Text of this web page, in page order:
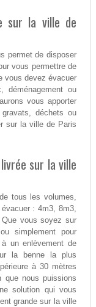
sur la ville de
permet de disposer
vous permettre de
vous devez évacuer
déménagement ou
vous apporter
déchets ou
sur la ville de Paris
sur la ville
tous les volumes,
: 4m3, 8m3,
vous soyez sur
simplement pour
un enlèvement de
la benne la plus
à 30 mètres
que nous puissions
solution qui vous
grande sur la ville